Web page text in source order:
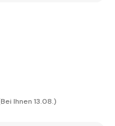
Ihnen 13.08.)